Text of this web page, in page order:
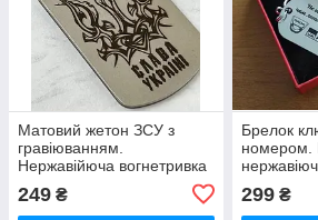
Матовий жетон ЗСУ з
гравіюванням.
Нержавійюча вогнетривка
сонці. СЛАВА УКРАЇНІ
249 ₴
Брелок
номером.
Гарантія
299₴